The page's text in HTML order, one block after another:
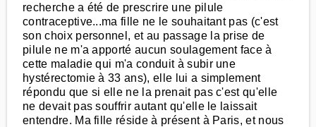
recherche a été de prescrire une pilule
contraceptive...ma fille ne le souhaitant pas (c'est
son choix personnel, et au passage la prise de
pilule ne m'a apporté aucun soulagement face à
cette maladie qui m'a conduit à subir une
hystérectomie à 33 ans), elle lui a simplement
répondu que si elle ne la prenait pas c'est qu'elle
ne devait pas souffrir autant qu'elle le laissait
entendre. Ma fille réside à présent à Paris, et nous